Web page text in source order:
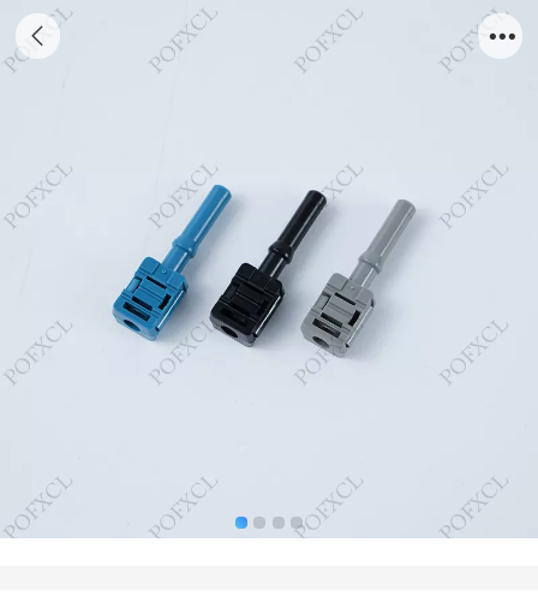
HFBR4533Z EUS500Z